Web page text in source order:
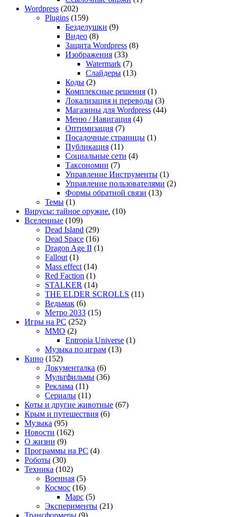
Wordpress (202)
Plugins (159)
Безделушки (9)
Видео (8)
Защита Wordpress (8)
Изображения (33)
Watermark (7)
Слайдеры (13)
Коды (2)
Комплексные решения (1)
Локализация и переводы (3)
Магазины для Wordpress (44)
Меню / Навигация (4)
Оптимизация (7)
Посадочные страницы (1)
Публикация (11)
Социальные сети (4)
Таксономии (7)
Управление Инструменты (1)
Управление пользователями (2)
Формы обратной связи (13)
Темы (1)
Вирусы: тайное оружие. (10)
Вселенные (109)
Dead Island (29)
Dead Space (16)
Dragon Age II (1)
Fallout (1)
Mass effect (14)
Red Faction (1)
STALKER (14)
THE ELDER SCROLLS (11)
Ведьмак (6)
Метро 2033 (15)
Игры на PC (252)
MMO (2)
Entropia Universe (1)
Музыка по играм (13)
Кино (152)
Документалка (6)
Мультфильмы (36)
Реклама (11)
Сериалы (11)
Коты и другие животные (67)
Крым и путешествия (6)
Музыка (95)
Новости (162)
О жизни (9)
Программы на PC (4)
Роботы (30)
Техника (102)
Военная (5)
Космос (16)
Марс (5)
Эксперименты (21)
Трансформеры (9)